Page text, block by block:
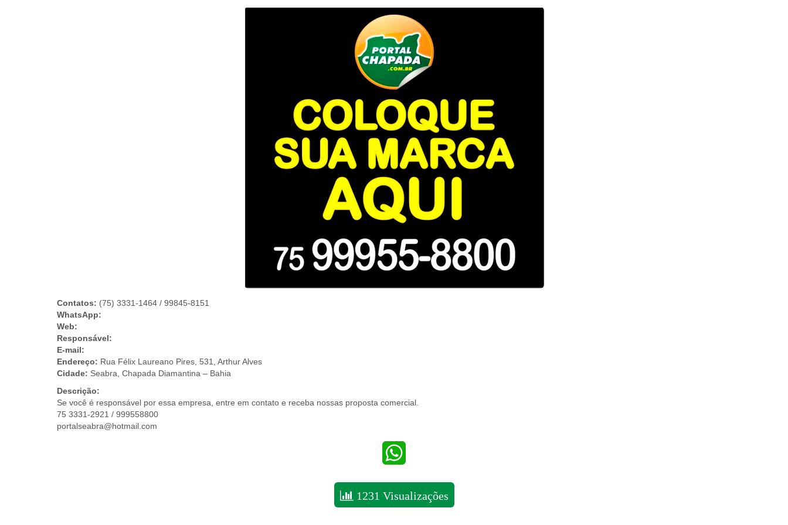
Contatos: (75) 3331-1464 / 99845-8151
WhatsApp:
Web:
Responsável:
E-mail:
Endereço: Rua Félix Laureano Pires, 531, Arthur Alves
Cidade: Seabra, Chapada Diamantina – Bahia
Descrição:
Se você é responsável por essa empresa, entre em contato e receba nossas proposta comercial.
75 3331-2921 / 999558800
portalseabra@hotmail.com
1231 Visualizações